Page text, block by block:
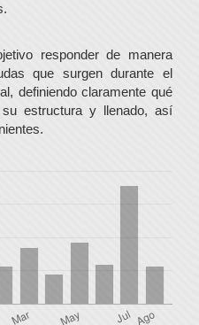
responder de manera
que surgen durante el
definiendo claramente qué
estructura y llenado, así